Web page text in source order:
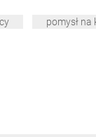
pomysł na